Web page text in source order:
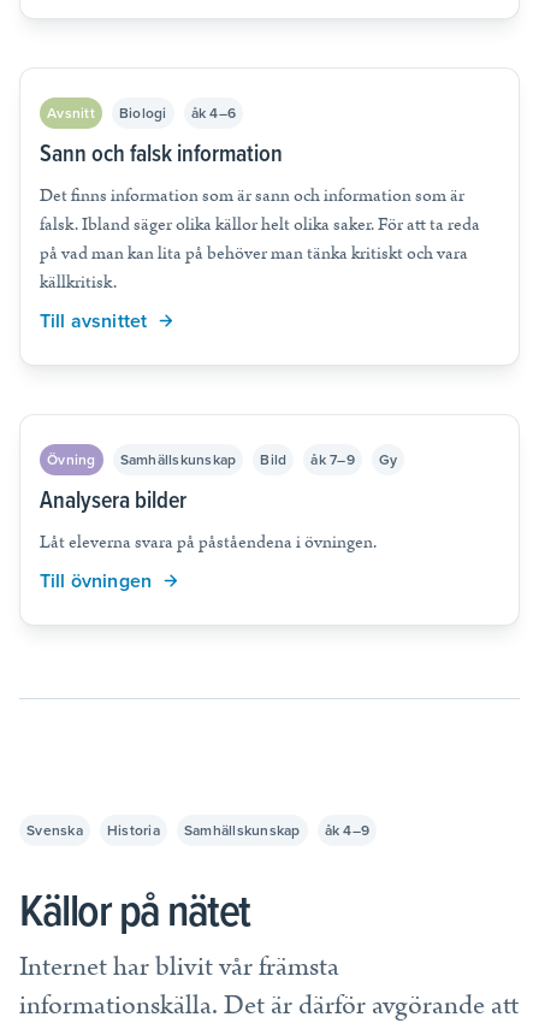
Avsnitt Biologi åk 4–6
Sann och falsk information
Det finns information som är sann och information som är
falsk. Ibland säger olika källor helt olika saker. För att ta reda
på vad man kan lita på behöver man tänka kritiskt och vara
källkritisk.
Till avsnittet
Övning Samhällskunskap Bild åk 7–9 Gy
Analysera bilder
Låt eleverna svara på påståendena i övningen.
Till övningen
Svenska Historia Samhällskunskap åk 4–9
Källor på nätet
Internet har blivit vår främsta
informationskälla. Det är därför avgörande att